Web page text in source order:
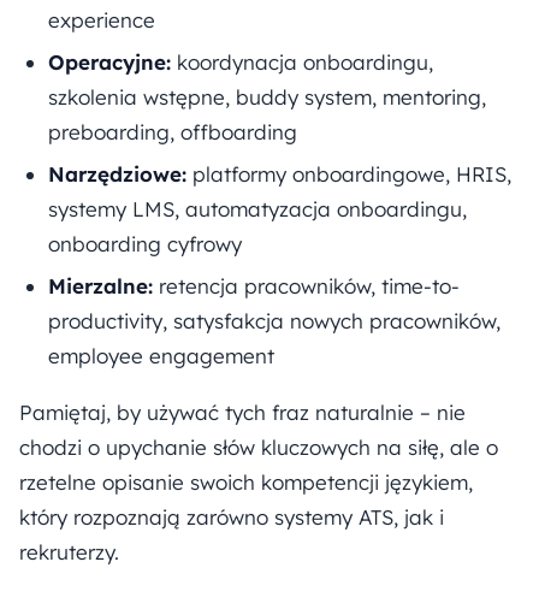
experience
Operacyjne: koordynacja onboardingu,
szkolenia wstępne, buddy system, mentoring,
preboarding, offboarding
Narzędziowe: platformy onboardingowe, HRIS,
systemy LMS, automatyzacja onboardingu,
onboarding cyfrowy
Mierzalne: retencja pracowników, time-to-
productivity, satysfakcja nowych pracowników,
employee engagement
Pamiętaj, by używać tych fraz naturalnie – nie
chodzi o upychanie słów kluczowych na siłę, ale o
rzetelne opisanie swoich kompetencji językiem,
który rozpoznają zarówno systemy ATS, jak i
rekruterzy.